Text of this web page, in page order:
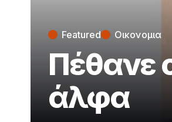
Featured Οικονομια
Πέθανε
άλφα